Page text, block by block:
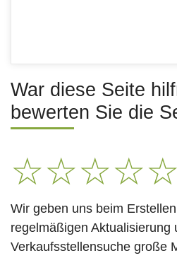
War diese Seite
bewerten Sie die
☆☆☆☆☆
Wir geben uns beim
regelmäßigen Aktualisierung
Verkaufsstellensuche große